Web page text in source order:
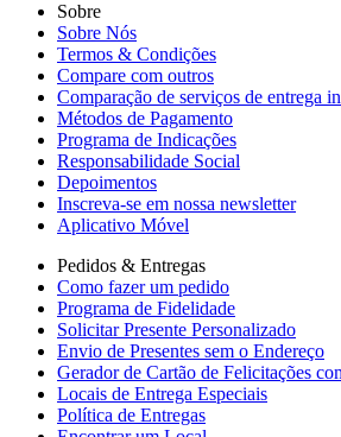
Sobre
Sobre Nós
Termos & Condições
Compare com outros
Comparação de serviços de entrega
Métodos de Pagamento
Programa de Indicações
Responsabilidade Social
Depoimentos
Inscreva-se em nossa newsletter
Aplicativo Móvel
Pedidos & Entregas
Como fazer um pedido
Programa de Fidelidade
Solicitar Presente Personalizado
Envio de Presentes sem o Endereço
Gerador de Cartão de Felicitações
Locais de Entrega Especiais
Política de Entregas